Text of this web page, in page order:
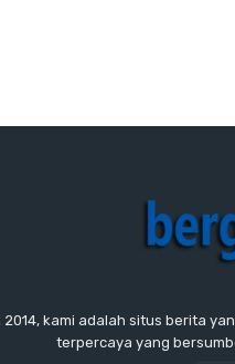
2014, kami adalah situs berita
terpercaya yang